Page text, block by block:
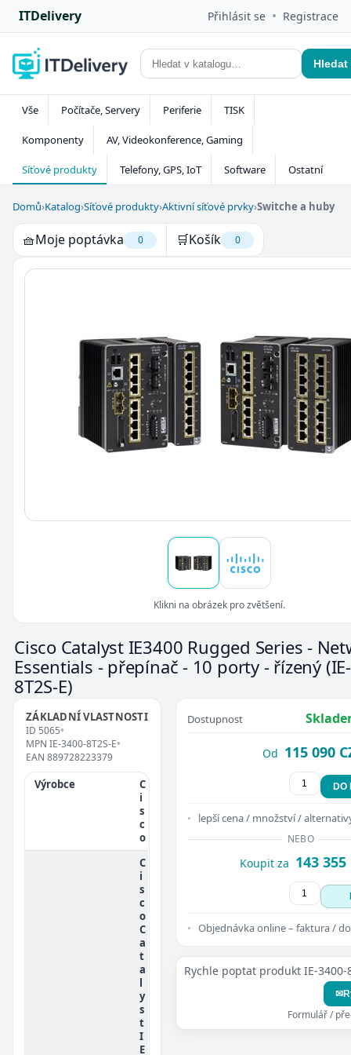
ITDelivery Přihlásit se • Registrace
Hledat
Vše Počítače, Servery Periferie TISK
Komponenty AV, Videokonference, Gaming
Síťové produkty Telefony, GPS, IoT Software Ostatní
Domů›Katalog›Síťové produkty›Aktivní síťové prvky›Switche a huby
🧺Moje poptávka 0 🛒Košík 0
Klikni na obrázek pro zvětšení.
Cisco Catalyst IE3400 Rugged Series -
Essentials - přepínač - 10 porty - řízený
8T2S-E)
ZÁKLADNÍ VLASTNOSTI
ID 5065•
MPN IE-3400-8T2S-E•
EAN 889728223379
Výrobce
C
i
s
c
o
C
i
s
c
o
C
a
t
a
l
y
s
t
I
E
Dostupnost
Od 115 090
DO
lepší cena / množství /
NEBO
Koupit za 143 355
Objednávka online – faktura /
Rychle poptat produkt IE-3400-
✉
Formulář /